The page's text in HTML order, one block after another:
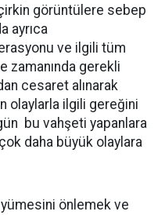
görüntülere sebep
ayrıca
ve ilgili tüm
zamanında gerekli
cesaret alınarak
olaylarla ilgili gereğini
bu vahşeti yapanlara
daha büyük olaylara
önlemek ve